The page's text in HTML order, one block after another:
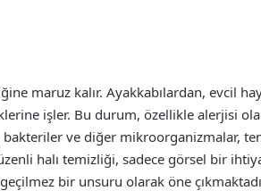
maruz kalır. Ayakkabılardan, evcil
işler. Bu durum, özellikle alerjisi
bakteriler ve diğer mikroorganizmalar,
halı temizliği, sadece görsel bir
bir unsuru olarak öne